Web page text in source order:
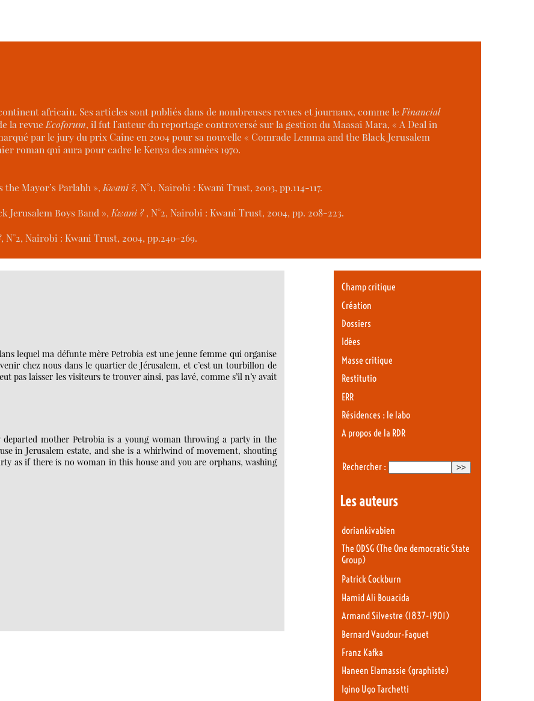
africain. Ses articles sont publiés dans de nombreuses revues et journaux, comme le Financial
la revue Ecoforum, il fut l’auteur du reportage controversé sur la gestion du Maasai Mara, « A Deal in
par le jury du prix Caine en 2004 pour sa nouvelle « Comrade Lemma and the Black Jerusalem
roman qui aura pour cadre le Kenya des années 1970.
Mayor’s Parlahh », Kwani ?, N°1, Nairobi : Kwani Trust, 2003, pp.114-117.
Jerusalem Boys Band », Kwani ?, N°2, Nairobi : Kwani Trust, 2004, pp. 208-223.
, N°2, Nairobi : Kwani Trust, 2004, pp.240-269.
lequel ma défunte mère Petrobia est une jeune femme qui organise
chez nous dans le quartier de Jérusalem, et c’est un tourbillon de
laisser les visiteurs te trouver ainsi, pas lavé, comme s’il n’y avait
mother Petrobia is a young woman throwing a party in the
in Jerusalem estate, and she is a whirlwind of movement, shouting
as if there is no woman in this house and you are orphans, washing
Champ critique
Création
Dossiers
Idées
Masse critique
Restitutio
ERR
Résidences : le labo
A propos de la RDR
Rechercher :
Les auteurs
doriankivabien
The ODSG (The One democratic State
Group)
Patrick Cockburn
Hamid Ali Bouacida
Armand Silvestre (1837-1901)
Bernard Vaudour-Faguet
Franz Kafka
Haneen Elamassie (graphiste)
Igino Ugo Tarchetti